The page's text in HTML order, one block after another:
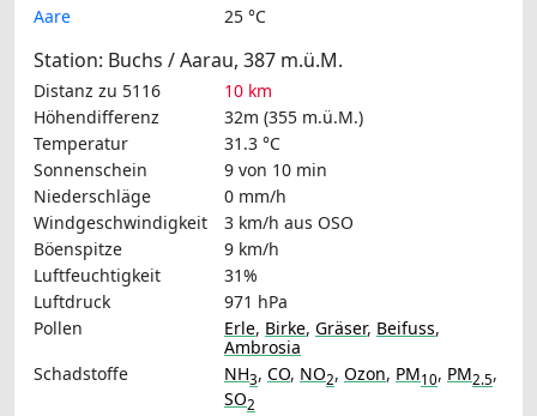
Aare 25 °C
Station: Buchs / Aarau, 387 m.ü.M.
Distanz zu 5116
10 km
Höhendifferenz
32m (355 m.ü.M.)
Temperatur
31.3 °C
Sonnenschein
9 von 10 min
Niederschläge
0 mm/h
Windgeschwindigkeit
3 km/h aus OSO
Böenspitze
9 km/h
Luftfeuchtigkeit
31%
Luftdruck
971 hPa
Pollen
Erle, Birke, Gräser, Beifuss,
Ambrosia
Schadstoffe
NH3, CO, NO2, Ozon, PM10, PM2.5,
SO2